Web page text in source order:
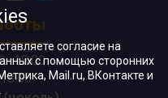
согласие на
с помощью сторонних
Mail.ru, ВКонтакте и